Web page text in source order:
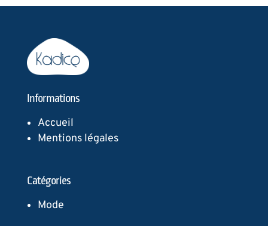
Informations
Accueil
Mentions légales
Catégories
Mode